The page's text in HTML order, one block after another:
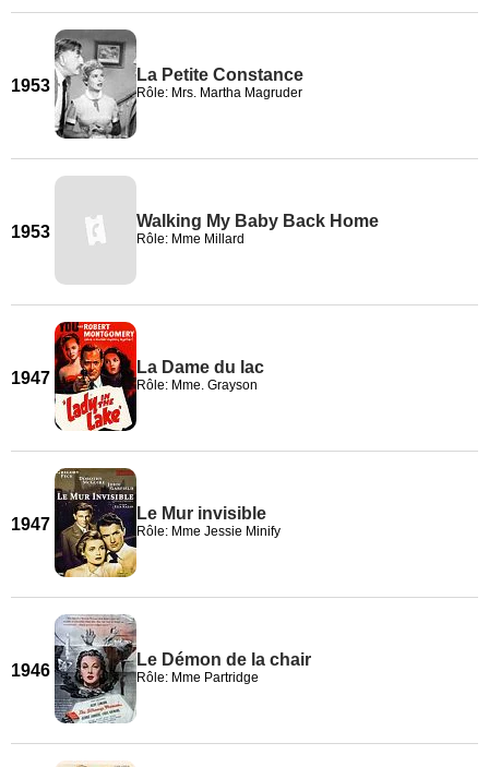
1953
La Petite Constance
Rôle: Mrs. Martha Magruder
1953
Walking My Baby Back Home
Rôle: Mme Millard
1947
La Dame du lac
Rôle: Mme. Grayson
1947
Le Mur invisible
Rôle: Mme Jessie Minify
1946
Le Démon de la chair
Rôle: Mme Partridge